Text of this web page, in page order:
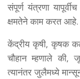
संपूर्ण यंत्रणा
क्षमतेने काम करत आहे.
केंद्रीय कृषी, कृषक
चौहान म्हणाले की,
त्यानंतर जुलैमध्ये